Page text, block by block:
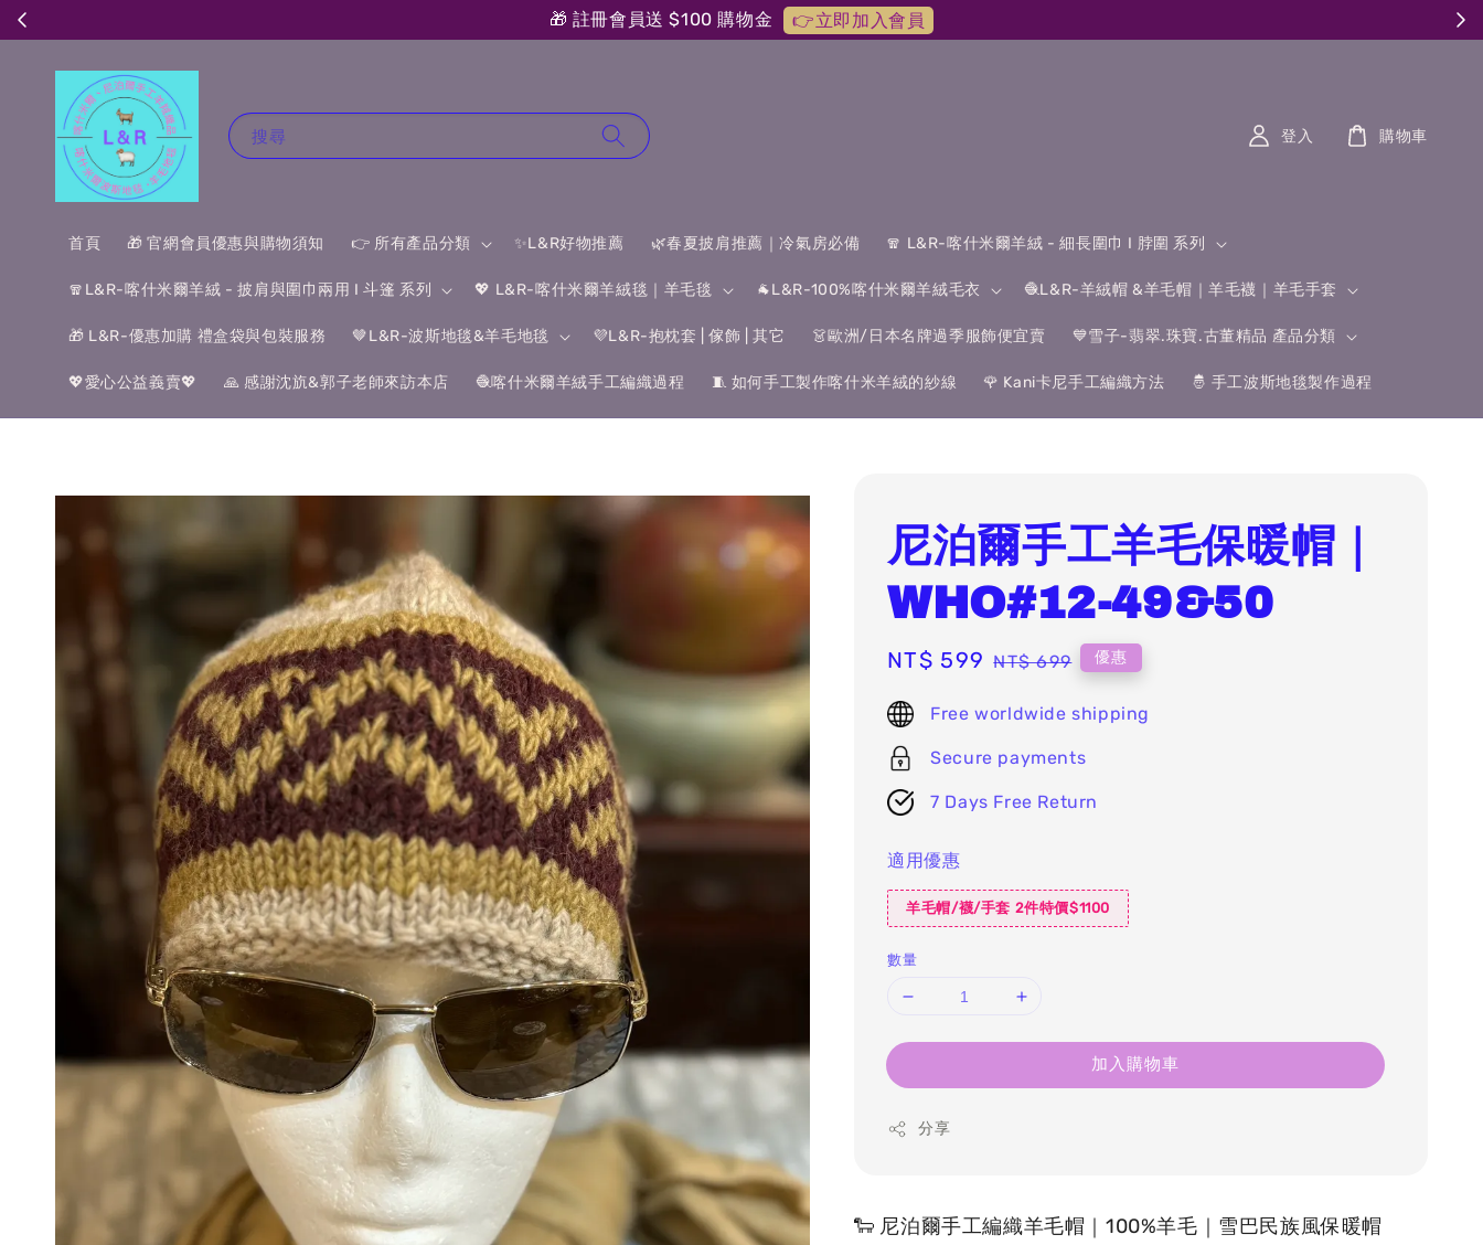
🎁 註冊會員送 $100 購物金 👉立即加入會員
搜尋
首頁 🎁 官網會員優惠與購物須知 👉 所有產品分類 ✨L&R好物推薦 🌿春夏披肩推薦｜冷氣房必備 🧣 L&R-喀什米爾羊絨 - 細長圍巾 I 脖圍 系列
🧣L&R-喀什米爾羊絨 - 披肩與圍巾兩用 I 斗篷 系列 💖 L&R-喀什米爾羊絨毯｜羊毛毯 🐐L&R-100%喀什米爾羊絨毛衣 🧶L&R-羊絨帽 &羊毛帽｜羊毛襪｜羊毛手套
🎁 L&R-優惠加購 禮盒袋與包裝服務 🤎L&R-波斯地毯&羊毛地毯 💜L&R-抱枕套 | 傢飾 | 其它 👗歐洲/日本名牌過季服飾便宜賣 💙雪子-翡翠.珠寶.古董精品 產品分類
💖愛心公益義賣💖 🙏 感謝沈斻&郭子老師來訪本店 🧶喀什米爾羊絨手工編織過程 🧵 如何手工製作喀什米羊絨的紗線 🌹 Kani卡尼手工編織方法 🤴 手工波斯地毯製作過程
登入 購物車
尼泊爾手工羊毛保暖帽｜
WHO#12-49&50
Sale
NT$ 599 Regular
NT$ 699 優惠
Free worldwide shipping
Secure payments
7 Days Free Return
適用優惠
羊毛帽/襪/手套 2件特價$1100
數量
加入購物車
分享
🐑 尼泊爾手工編織羊毛帽｜100%羊毛｜雪巴民族風保暖帽